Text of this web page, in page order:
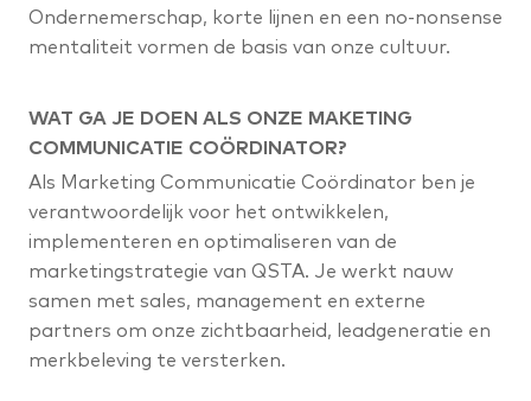
Ondernemerschap, korte lijnen en een no-nonsense
mentaliteit vormen de basis van onze cultuur.
WAT GA JE DOEN ALS ONZE MAKETING
COMMUNICATIE COÖRDINATOR?
Als Marketing Communicatie Coördinator ben je
verantwoordelijk voor het ontwikkelen,
implementeren en optimaliseren van de
marketingstrategie van QSTA. Je werkt nauw
samen met sales, management en externe
partners om onze zichtbaarheid, leadgeneratie en
merkbeleving te versterken.